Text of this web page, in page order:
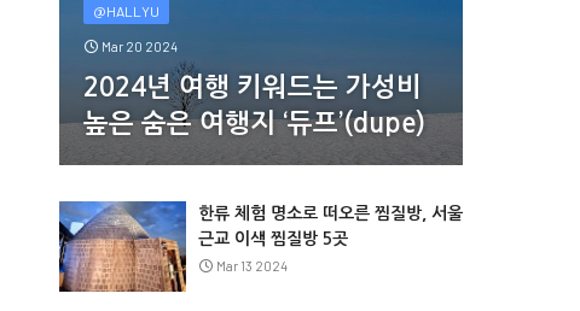
@HALLYU
Mar 20 2024
2024년 여행 키워드는 가성비
높은 숨은 여행지 ‘듀프’(dupe)
한류 체험 명소로 떠오른 찜질방, 서울
근교 이색 찜질방 5곳
Mar 13 2024